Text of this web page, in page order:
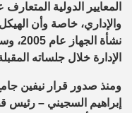
المعايير الدولية
والإداري، خاصة وأن
نشأة
الإدارة خلال جلساته
ومنذ صدور قرار نيفين
إبراهيم السجيني – رئيس